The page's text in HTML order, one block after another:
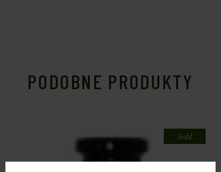
PODOBNE PRODUKTY
Sold